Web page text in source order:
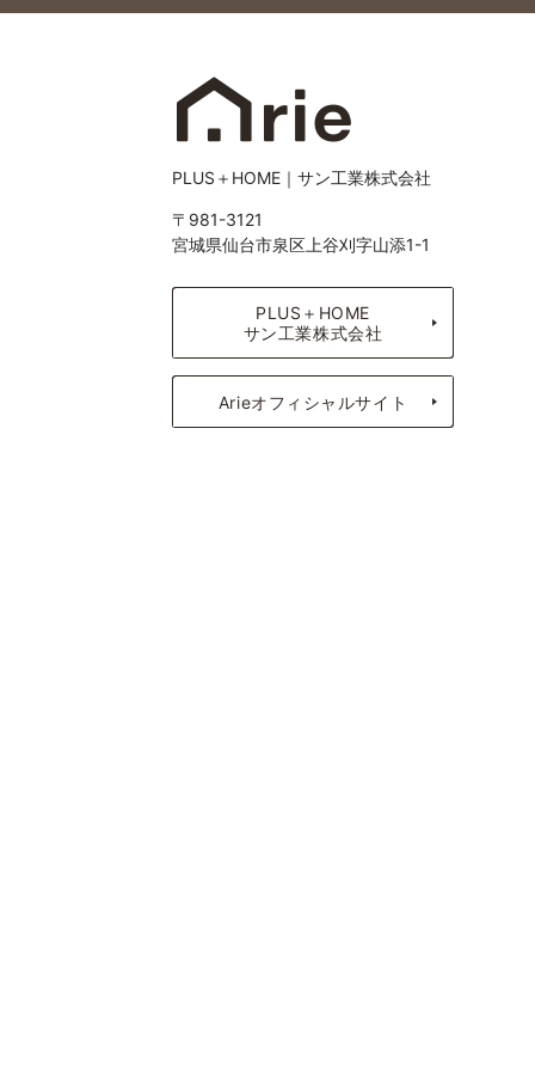
PLUS＋HOME｜サン工業株式会社
〒981-3121
宮城県仙台市泉区上谷刈字山添1-1
PLUS＋HOME
サン工業株式会社
Arieオフィシャルサイト